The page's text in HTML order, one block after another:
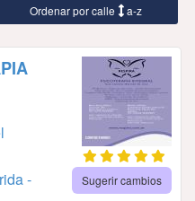
Ordenar por calle a-z
-
Sugerir cambios